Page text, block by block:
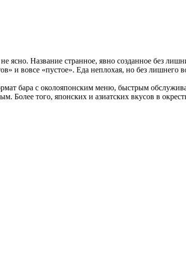
ясно. Название странное, явно созданное без
и вовсе «пустое». Еда неплохая, но без лишнего
бара с околояпонским меню, быстрым
Более того, японских и азиатских вкусов в